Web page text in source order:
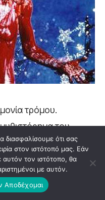
τρόμου.
του
πηγαίνει
αίματος. Ο Brian
στο
επίσης πλήρως με
διασφαλίσουμε ότι σας
στον ιστότοπό μας. Εάν
αυτόν τον ιστότοπο, θα
με αυτόν.
Αποδέχομαι